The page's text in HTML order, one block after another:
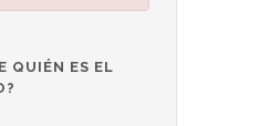
QUIÉN ES EL